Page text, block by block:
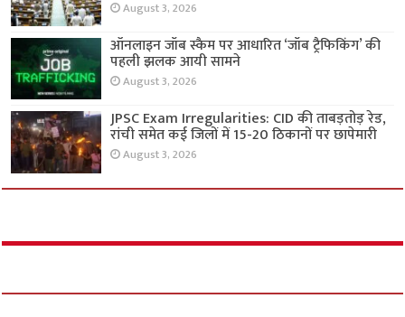
August 3, 2026
ऑनलाइन जॉब स्कैम पर आधारित ‘जॉब ट्रैफिकिंग’ की
पहली झलक आयी सामने
August 3, 2026
JPSC Exam Irregularities: CID की ताबड़तोड़ रेड,
रांची समेत कई जिलों में 15-20 ठिकानों पर छापेमारी
August 3, 2026